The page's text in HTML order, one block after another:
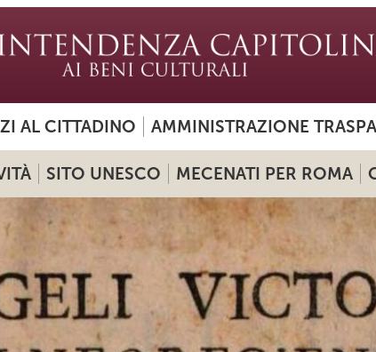
AL CITTADINO AMMINISTRAZIONE
SITO UNESCO MECENATI PER ROMA